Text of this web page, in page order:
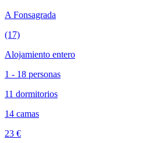
A Fonsagrada
(17)
Alojamiento entero
1 - 18 personas
11 dormitorios
14 camas
23 €